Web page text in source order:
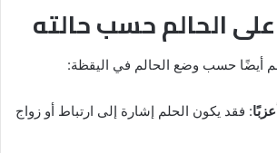
على الحالم حسب حالته
أيضًا حسب وضع الحالم في اليقظة:
: فقد يكون الحلم إشارة إلى ارتباط أو زواج